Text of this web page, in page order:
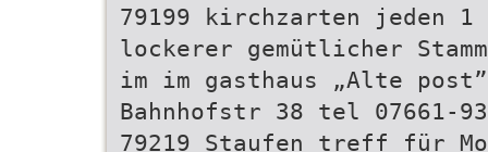
79199 kirchzarten jeden
lockerer gemütlicher
im im gasthaus „Alte
Bahnhofstr 38 tel 07661-
79219 Staufen treff für